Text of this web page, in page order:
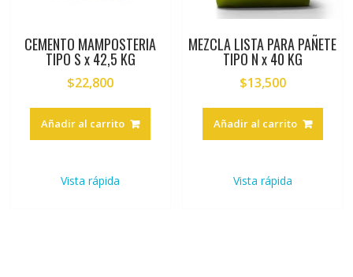
CEMENTO MAMPOSTERIA
TIPO S x 42,5 KG
$22,800
Añadir al carrito
Vista rápida
MEZCLA LISTA PARA PAÑETE
TIPO N x 40 KG
$13,500
Añadir al carrito
Vista rápida